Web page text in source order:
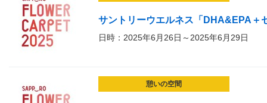
サントリーウエルネス「DHA&EPA＋
日時：2025年6月26日～2025年6月29日
憩いの空間